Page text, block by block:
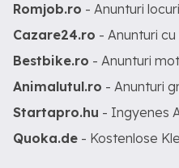
Romjob.ro - Anunturi
Cazare24.ro - Anunturi
Bestbike.ro - Anunturi
Animalutul.ro - Anunturi
Startapro.hu - Ingyenes
Quoka.de - Kostenlose